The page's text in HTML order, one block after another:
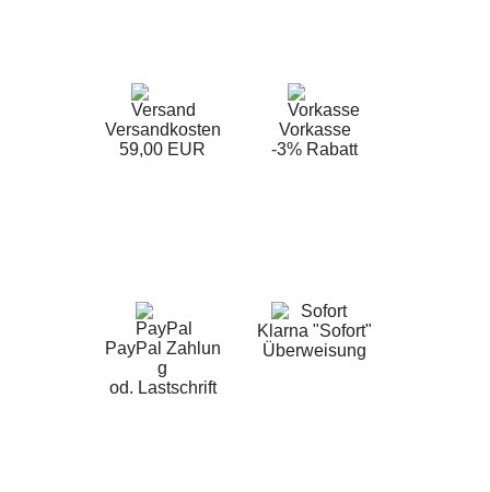
Versandkosten
59,00 EUR
Vorkasse
-3% Rabatt
PayPal Zahlun
g
od. Lastschrift
Klarna "Sofort"
Überweisung